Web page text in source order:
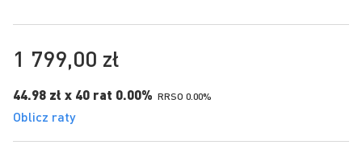
1 799,00 zł
44.98 zł x 40 rat 0.00% RRSO 0.00%
Oblicz raty